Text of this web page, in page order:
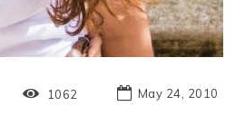
1062 May 24, 2010